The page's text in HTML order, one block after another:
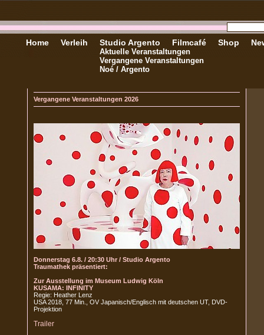
Home Verleih Studio Argento
Aktuelle Veranstaltungen
Vergangene Veranstaltungen
Noé / Argento
Filmcafé Shop
Vergangene Veranstaltungen 2026
Donnerstag 6.8. / 20:30 Uhr / Studio Argento
Traumathek präsentiert:
Zur Ausstellung im Museum Ludwig Köln
KUSAMA: INFINITY
Regie: Heather Lenz
USA 2018, 77 Min., OV Japanisch/Englisch mit deutschen UT, DVD-
Projektion
Trailer